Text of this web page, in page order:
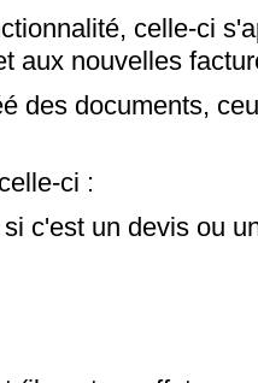
celle-ci
aux nouvelles
des documents,
ci :
c'est un devis ou